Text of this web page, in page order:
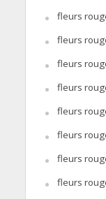
fleurs
fleurs
fleurs
fleurs
fleurs
fleurs
fleurs
fleurs